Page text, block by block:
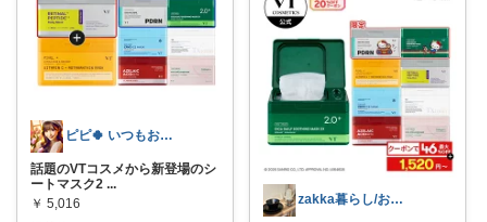
ピピ🍀 いつもお立ち寄りありがとう🥰
話題のVTコスメから新登場のシ
ートマスク2 ...
￥ 5,016
zakka暮らし/おしゃれな雑貨と暮らす